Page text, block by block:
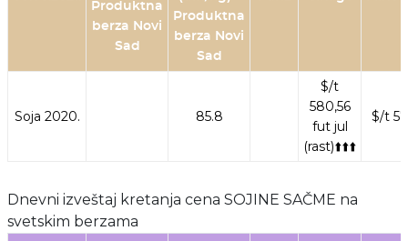
Produktna
berza Novi
Sad
Produktna
berza Novi
Sad
Soja 2020. 85.8
$/t
580,56
fut jul
(rast)⬆️⬆️⬆️
$/t
Dnevni izveštaj kretanja cena SOJINE SAČME na
svetskim berzama